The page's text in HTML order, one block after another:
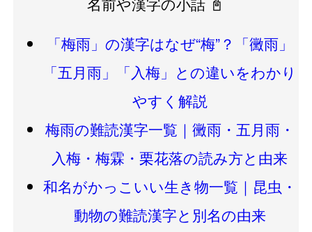
「梅雨」の漢字はなぜ“梅”？「黴雨」
「五月雨」「入梅」との違いをわかり
やすく解説
梅雨の難読漢字一覧｜黴雨・五月雨・
入梅・梅霖・栗花落の読み方と由来
和名がかっこいい生き物一覧｜昆虫・
動物の難読漢字と別名の由来